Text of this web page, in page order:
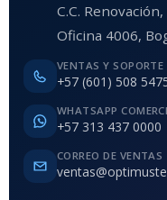
C.C.
Oficina 4006,
VENTAS Y SOPORTE
+57 (601) 508
WHATSAPP
+57 313 437 0000
CORREO DE VENTAS